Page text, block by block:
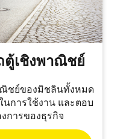
ตู้เชิงพาณิชย์
ณิชย์ของมิชลินทั้งหมด
นการใช้งาน และตอบ
การของธุรกิจ